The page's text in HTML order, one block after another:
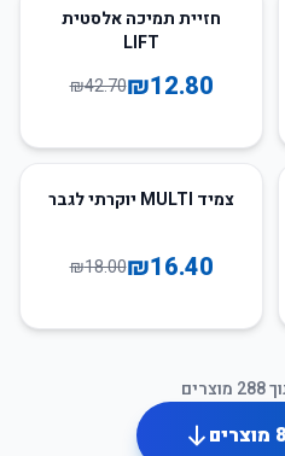
70חזיית תמיכה אלסטית
LIFT
₪12.80
₪42.70
9%צמיד MULTI יוקרתי לגבר
₪16.40
₪18.00
288 מוצרים
8 מוצרים